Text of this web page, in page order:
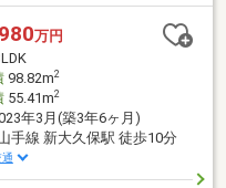
は一度ご相談お任せくだ
いただきます！英語、中
。
万円
98.82m2
55.41m2
年3月(築3年6ヶ月)
山手線 新大久保駅 徒歩10分